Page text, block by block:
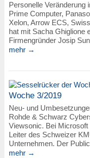
Personelle Veränderung
Prime Computer,
Xelon, Arrow ECS,
hat mit Sacha Ghiglione
Firmengründer Josip
mehr →
Woche 3/2019
Neu- und
Rohde & Schwarz
Viewsonic. Bei
Leiter des Schweizer
Unternehmen. Der
mehr →